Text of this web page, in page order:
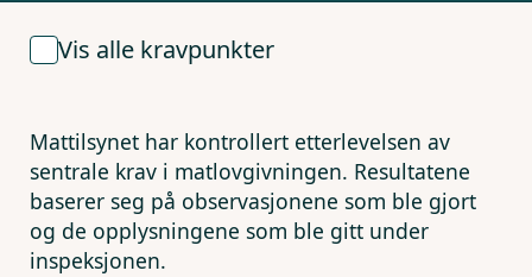
Vis alle kravpunkter
Mattilsynet har kontrollert etterlevelsen av
sentrale krav i matlovgivningen. Resultatene
baserer seg på observasjonene som ble gjort
og de opplysningene som ble gitt under
inspeksjonen.